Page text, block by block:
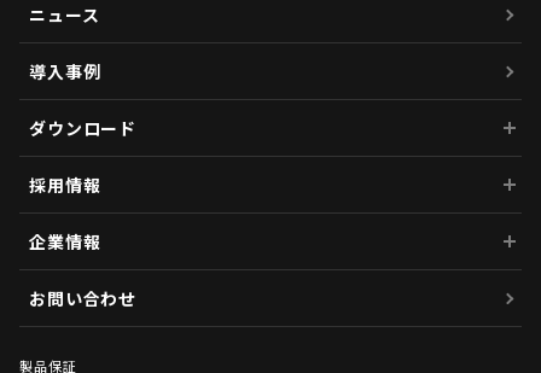
ニュース
導入事例
ダウンロード
採用情報
企業情報
お問い合わせ
製品保証